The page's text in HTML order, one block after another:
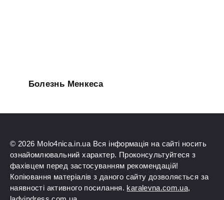
Болезнь Менкеса
© 2026 Molo4nica.in.ua Вся інформація на сайті носить
ознайомлювальний характер. Проконсультуйтеся з
фахівцем перед застосуванням рекомендацій!
Копіювання матеріалів з даного сайту дозволяється за
наявності активного посилання. karalevna.com.ua,